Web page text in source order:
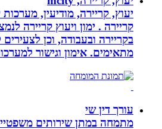
יעוץ, קריירה, מודיעין, מערכות
קריירה . ימון ויעוץ קריירה
בקריירה ובעבודה, וכן לצעירים
מתאימים. אימון וגישור למערכות
עורך דין שי
מתמחה במתן שירותים משפטיים